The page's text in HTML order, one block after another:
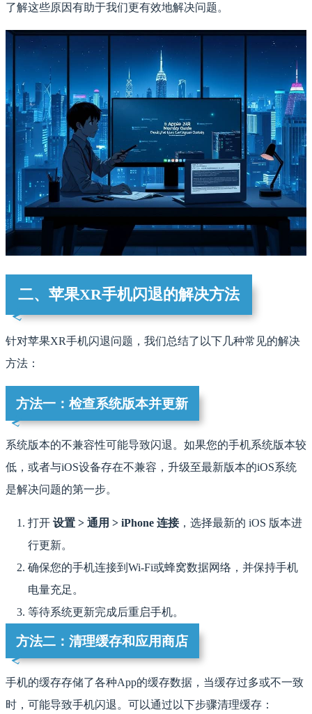
了解这些原因有助于我们更有效地解决问题。
二、苹果XR手机闪退的解决方法
针对苹果XR手机闪退问题，我们总结了以下几种常见的解决
方法：
方法一：检查系统版本并更新
系统版本的不兼容性可能导致闪退。如果您的手机系统版本较
低，或者与iOS设备存在不兼容，升级至最新版本的iOS系统
是解决问题的第一步。
打开 设置 > 通用 > iPhone 连接，选择最新的 iOS 版本进
行更新。
确保您的手机连接到Wi-Fi或蜂窝数据网络，并保持手机
电量充足。
等待系统更新完成后重启手机。
方法二：清理缓存和应用商店
手机的缓存存储了各种App的缓存数据，当缓存过多或不一致
时，可能导致手机闪退。可以通过以下步骤清理缓存：